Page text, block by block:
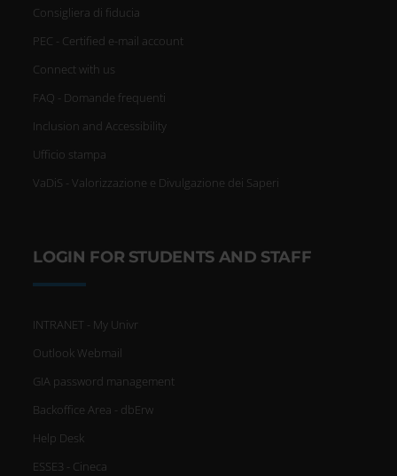
Consigliera di fiducia
PEC - Certified e-mail account
Connect with us
FAQ - Domande frequenti
Inclusion and Accessibility
Ufficio stampa
VaDiS - Valorizzazione e Divulgazione dei Saperi
LOGIN FOR STUDENTS AND STAFF
INTRANET - My Univr
Outlook Webmail
GIA password management
Backoffice Area - dbErw
Help Desk
ESSE3 - Cineca